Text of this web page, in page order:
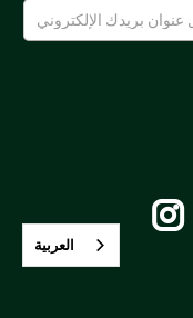

العربية‏